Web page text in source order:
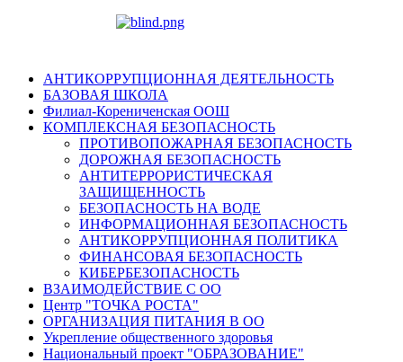
АНТИКОРРУПЦИОННАЯ ДЕЯТЕЛЬНОСТЬ
БАЗОВАЯ ШКОЛА
Филиал-Корениченская ООШ
КОМПЛЕКСНАЯ БЕЗОПАСНОСТЬ
ПРОТИВОПОЖАРНАЯ БЕЗОПАСНОСТЬ
ДОРОЖНАЯ БЕЗОПАСНОСТЬ
АНТИТЕРРОРИСТИЧЕСКАЯ
ЗАЩИЩЕННОСТЬ
БЕЗОПАСНОСТЬ НА ВОДЕ
ИНФОРМАЦИОННАЯ БЕЗОПАСНОСТЬ
АНТИКОРРУПЦИОННАЯ ПОЛИТИКА
ФИНАНСОВАЯ БЕЗОПАСНОСТЬ
КИБЕРБЕЗОПАСНОСТЬ
ВЗАИМОДЕЙСТВИЕ С ОО
Центр "ТОЧКА РОСТА"
ОРГАНИЗАЦИЯ ПИТАНИЯ В ОО
Укрепление общественного здоровья
Национальный проект "ОБРАЗОВАНИЕ"